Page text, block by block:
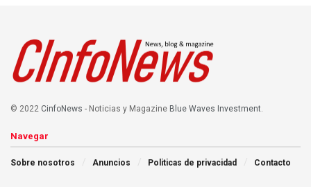
© 2022 CinfoNews - Noticias y Magazine Blue Waves Investment.
Navegar
Sobre nosotros Anuncios Politicas de privacidad Contacto